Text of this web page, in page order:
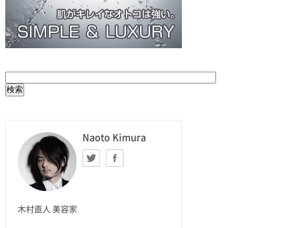
Naoto Kimura
木村直人 美容家